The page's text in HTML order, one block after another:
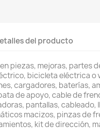
del producto
piezas, mejoras, partes
bicicleta eléctrica o
cargadores, baterías,
de apoyo, cable de
pantallas, cableado,
macizos, pinzas de
kit de dirección,